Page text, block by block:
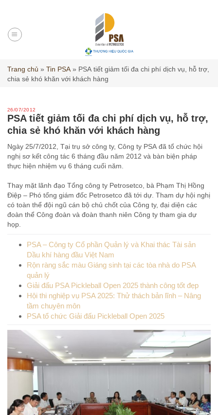
content
Trang chủ » Tin PSA » PSA tiết giảm tối đa chi phí dịch vụ, hỗ trợ,
chia sẻ khó khăn với khách hàng
26/07/2012
PSA tiết giảm tối đa chi phí dịch vụ, hỗ trợ,
chia sẻ khó khăn với khách hàng
Ngày 25/7/2012, Tại trụ sở công ty, Công ty PSA đã tổ chức hội
nghị sơ kết công tác 6 tháng đầu năm 2012 và bàn biện pháp
thực hiện nhiệm vụ 6 tháng cuối năm.
Thay mặt lãnh đạo Tổng công ty Petrosetco, bà Phạm Thị Hồng
Điệp – Phó tổng giám đốc Petrosetco đã tới dự. Tham dự hội nghị
có toàn thể đội ngũ cán bộ chủ chốt của Công ty, đại diện các
đoàn thể Công đoàn và đoàn thanh niên Công ty tham gia dự
họp.
PSA – Công ty Cổ phần Quản lý và Khai thác Tài sản
Dầu khí hàng đầu Việt Nam
Rộn ràng sắc màu Giáng sinh tại các tòa nhà do PSA
quản lý
Giải đấu PSA Pickleball Open 2025 thành công tốt đẹp
Hội thi nghiệp vụ PSA 2025: Thử thách bản lĩnh – Nâng
tầm chuyên môn
PSA tổ chức Giải đấu Pickleball Open 2025